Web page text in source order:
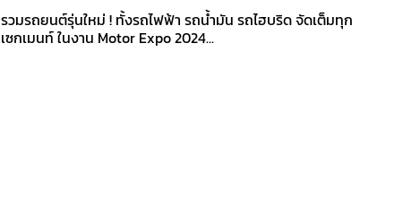
รวมรถยนต์รุ่นใหม่ ! ทั้งรถไฟฟ้า รถน้ำมัน รถไฮบริด จัดเต็มทุก
เซกเมนท์ ในงาน Motor Expo 2024...